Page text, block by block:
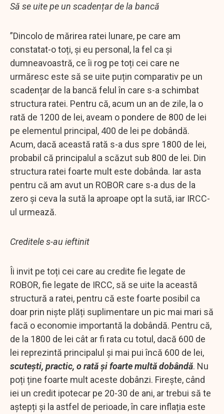
Să se uite pe un scadențar de la bancă
”Dincolo de mărirea ratei lunare, pe care am
constatat-o toți, și eu personal, la fel ca și
dumneavoastră, ce îi rog pe toți cei care ne
urmăresc este să se uite puțin comparativ pe un
scadențar de la bancă felul în care s-a schimbat
structura ratei. Pentru că, acum un an de zile, la o
rată de 1200 de lei, aveam o pondere de 800 de lei
pe elementul principal, 400 de lei pe dobândă.
Acum, dacă această rată s-a dus spre 1800 de lei,
probabil că principalul a scăzut sub 800 de lei. Din
structura ratei foarte mult este dobânda. Iar asta
pentru că am avut un ROBOR care s-a dus de la
zero și ceva la sută la aproape opt la sută, iar IRCC-
ul urmează.
Creditele s-au ieftinit
Îi invit pe toți cei care au credite fie legate de
ROBOR, fie legate de IRCC, să se uite la această
structură a ratei, pentru că este foarte posibil ca
doar prin niște plăți suplimentare un pic mai mari să
facă o economie importantă la dobândă. Pentru că,
de la 1800 de lei cât ar fi rata cu totul, dacă 600 de
lei reprezintă principalul și mai pui încă 600 de lei,
scutești, practic, o rată și foarte multă dobândă. Nu
poți ține foarte mult aceste dobânzi. Firește, când
iei un credit ipotecar pe 20-30 de ani, ar trebui să te
aștepți și la astfel de perioade, în care inflația este